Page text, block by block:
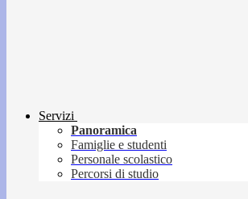
Servizi
Panoramica
Famiglie e studenti
Personale scolastico
Percorsi di studio